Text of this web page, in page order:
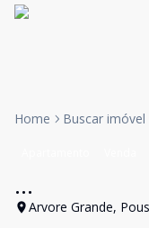
Home Buscar imóvel
...
Arvore Grande,